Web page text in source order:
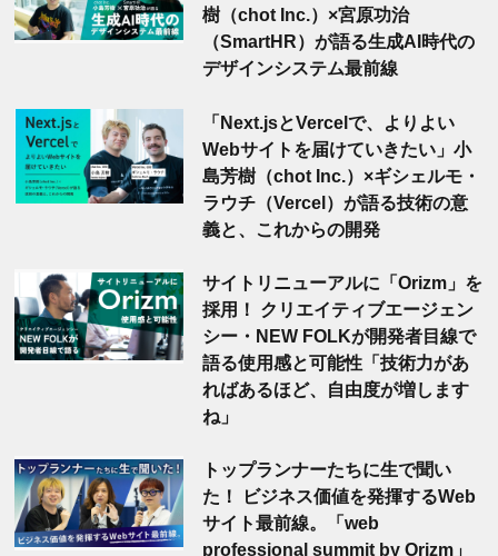
樹（chot Inc.）×宮原功治
（SmartHR）が語る生成AI時代の
デザインシステム最前線
「Next.jsとVercelで、よりよい
Webサイトを届けていきたい」小
島芳樹（chot Inc.）×ギシェルモ・
ラウチ（Vercel）が語る技術の意
義と、これからの開発
サイトリニューアルに「Orizm」を
採用！ クリエイティブエージェン
シー・NEW FOLKが開発者目線で
語る使用感と可能性「技術力があ
ればあるほど、自由度が増します
ね」
トップランナーたちに生で聞い
た！ ビジネス価値を発揮するWeb
サイト最前線。「web
professional summit by Orizm」